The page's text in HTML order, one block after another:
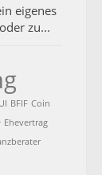
eigenes
zu...
BFIF Coin
Ehevertrag